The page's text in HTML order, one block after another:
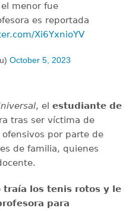
menor fue
es reportada
Xi6YxnioYV
October 5, 2023
, el estudiante de
tras ser víctima de
por parte de
de familia, quienes
traía los tenis rotos y le
para